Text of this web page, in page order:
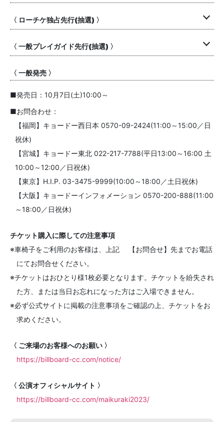
〈 ローチケ独占先行(抽選) 〉
〈 一般プレイガイド先行(抽選) 〉
〈 一般発売 〉
■発売日：10月7日(土)10:00～
■お問合わせ：
【福岡】キョードー西日本 0570-09-2424(11:00～15:00／日
祝休)
【宮城】キョードー東北 022-217-7788(平日13:00～16:00 土
10:00～12:00／日祝休)
【東京】H.I.P. 03-3475-9999(10:00～18:00／土日祝休)
【大阪】キョードーインフォメーション 0570-200-888(11:00
～18:00／日祝休)
チケット購入に際しての注意事項
※車椅子をご利用のお客様は、上記 【お問合せ】先までお電話
にてお問合せください。
※チケットはおひとり様1枚必要となります。チケットを紛失され
た方、または当日お忘れになった方はご入場できません。
※必ず公式サイトに掲載の注意事項をご確認の上、チケットをお
求めください。
〈 ご来場のお客様へのお願い 〉
https://billboard-cc.com/notice/
〈 公演オフィシャルサイト 〉
https://billboard-cc.com/maikuraki2023/